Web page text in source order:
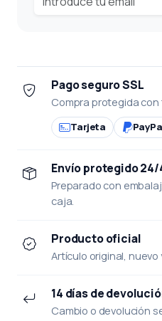
Pago seguro SSL
Compra protegida
Tarjeta
Envío protegido 24/
Preparado con
caja.
Producto oficial
Artículo original, nuevo
14 días de
Cambio o devolución